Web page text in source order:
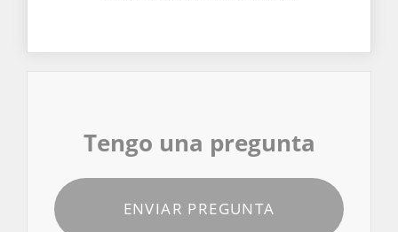
Tengo una pregunta
ENVIAR PREGUNTA